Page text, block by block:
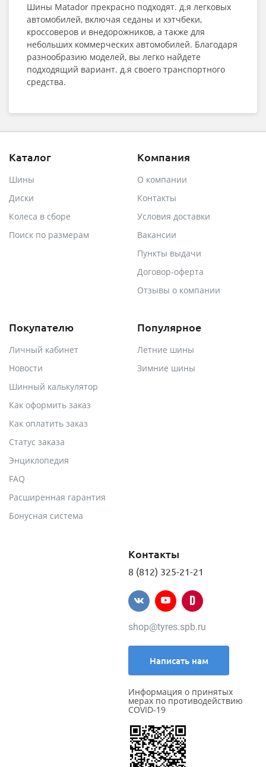
Шины Matador прекрасно подходят. д.я легковых
автомобилей, включая седаны и хэтчбеки,
кроссоверов и внедорожников, а также для
небольших коммерческих автомобилей. Благодаря
разнообразию моделей, вы легко найдете
подходящий вариант. д.я своего транспортного
средства.
Каталог
Шины
Диски
Колеса в сборе
Поиск по размерам
Компания
О компании
Контакты
Условия доставки
Вакансии
Пункты выдачи
Договор-оферта
Отзывы о компании
Покупателю
Личный кабинет
Новости
Шинный калькулятор
Как оформить заказ
Как оплатить заказ
Статус заказа
Энциклопедия
FAQ
Расширенная гарантия
Бонусная система
Популярное
Летние шины
Зимние шины
Контакты
8 (812) 325-21-21
shop@tyres.spb.ru
Написать нам
Информация о принятых
мерах по противодействию
COVID-19